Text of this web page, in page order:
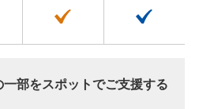
一部をスポットでご支援する